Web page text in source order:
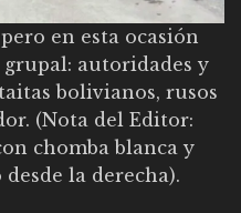
en esta ocasión
autoridades y
bolivianos, rusos
(Nota del Editor:
chomba blanca y
la derecha).